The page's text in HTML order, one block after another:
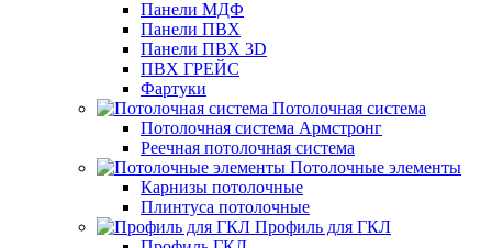
Панели МДФ
Панели ПВХ
Панели ПВХ 3D
ПВХ ГРЕЙС
Фартуки
Потолочная система
Потолочная система Армстронг
Реечная потолочная система
Потолочные элементы
Карнизы потолочные
Плинтуса потолочные
Профиль для ГКЛ